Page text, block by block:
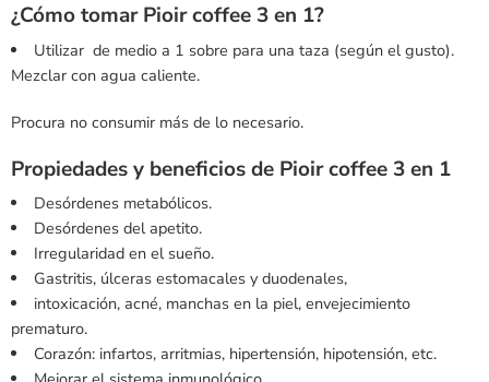
¿Cómo tomar Pioir coffee 3 en 1?
Utilizar de medio a 1 sobre para una taza (según el gusto).
Mezclar con agua caliente.
Procura no consumir más de lo necesario.
Propiedades y beneficios de Pioir coffee 3 en 1
Desórdenes metabólicos.
Desórdenes del apetito.
Irregularidad en el sueño.
Gastritis, úlceras estomacales y duodenales,
intoxicación, acné, manchas en la piel, envejecimiento
prematuro.
Corazón: infartos, arritmias, hipertensión, hipotensión, etc.